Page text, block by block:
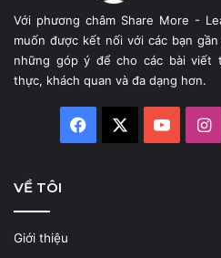
Với phương châm Share More -
muốn được kết nối với các bạn
những góp ý để cho các bài viết
thực, khách quan và đa dạng hơn.
Facebook
VỀ TÔI
Giới thiệu